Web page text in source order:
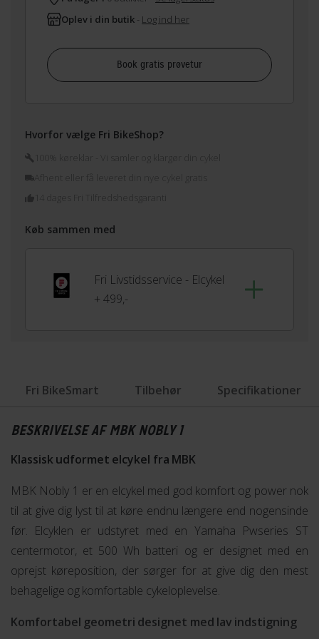
Oplev i din butik - Log ind her
Book gratis prøvetur
Hvorfor vælge Fri BikeShop?
100% køreklar - Vi samler og klargør din cykel
14 dages Fri Tilfredshedsgaranti
Køb sammen med
Fri Livstidsservice - Elcykel
+ 499,-
Fri BikeSmart Tilbehør Specifikationer
BESKRIVELSE AF MBK NOBLY 1
Klassisk udformet elcykel fra MBK
MBK Nobly 1 er en elcykel med god komfort og power nok
til at give dig lyst til at køre endnu længere end nogensinde
før. Elcyklen er udstyret med en Yamaha Pwseries ST
centermotor, et 500 Wh batteri og er designet med en
oprejst køreposition, der sørger for at give dig den mest
behagelige og komfortable cykeloplevelse.
Komfortabel geometri designet med lav indstigning